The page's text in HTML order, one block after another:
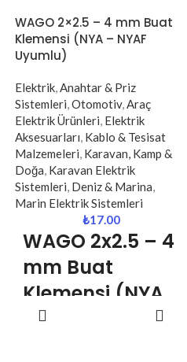
TSK19010
Güçlü Koruma |
Tasarım | Ev &
Ofis İçin
Profesyonel
Çözüm
Tunçmatik Powersurge
TSK19010 akım korumalı priz,
elektronik cihazlarınızı ani voltaj
dalgalanmaları, yüksek akım ve
elektriksel risklere karşı
koruyarak güvenli kullanım sağlar.
Şık siyah tasarımı ile modern
alanlara uyum sağlarken, 3’lü priz
WAGO 2×2.5 – 4 mm Buat
Klemensi (NYA – NYAF
Uyumlu)
Elektrik Anahtar & Priz
Sistemleri Otomotiv, Araç
Elektrik Ürünleri Elektrik
Aksesuarları Kablo & Tesisat
Malzemeleri Karavan, Kamp &
Doğa Karavan Elektrik
Sistemleri Deniz & Marina
Marin Elektrik Sistemleri
₺17.00
WAGO 2x2.5 – 4
mm Buat
Klemensi (NYA
– NYAF